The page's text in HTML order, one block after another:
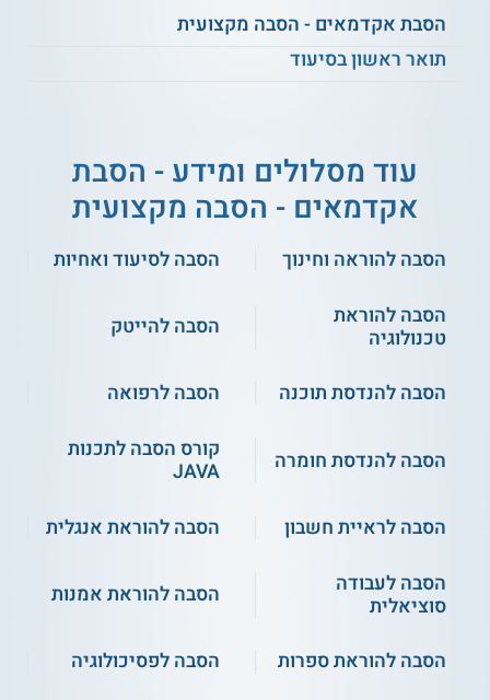
ניתן תואר ראשון בסיעוד BA ותעודת
אחות מוסמכת
הבריאות.
מעת לעת. המידע המוצג כאן נכתב ונערך על ידי
צוות האתר. למען הסר ספק בין האתר למוסד
הלימודים לא מתקיים קשר מכל סוג שהוא.
בית ספר לסיעוד הלל יפה - בית
ספר לאחיות
הסבת אקדמאים - הסבה מקצועית
תואר ראשון בסיעוד
עוד מסלולים ומידע - הסבת
אקדמאים - הסבה מקצועית
הסבה להוראה וחינוך
הסבה לסיעוד ואחיות
הסבה להוראת
טכנולוגיה
הסבה להייטק
הסבה להנדסת תוכנה הסבה לרפואה
הסבה להנדסת חומרה
קורס הסבה לתכנות
JAVA
הסבה לראיית חשבון
הסבה להוראת אנגלית
הסבה לעבודה
סוציאלית
הסבה להוראת אמנות
הסבה להוראת ספרות הסבה לפסיכולוגיה